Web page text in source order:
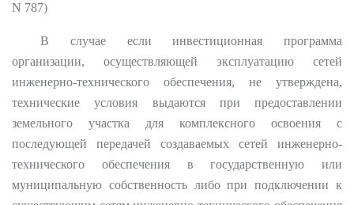
N 787)
В случае если инвестиционная программа
организации, осуществляющей эксплуатацию сетей
инженерно-технического обеспечения, не утверждена,
технические условия выдаются при предоставлении
земельного участка для комплексного освоения с
последующей передачей создаваемых сетей инженерно-
технического обеспечения в государственную или
муниципальную собственность либо при подключении к